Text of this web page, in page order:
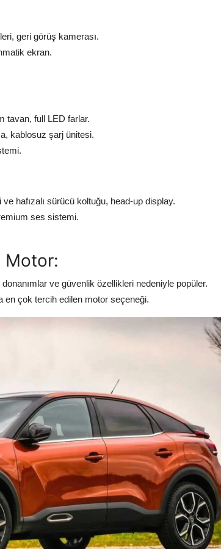
geri görüş kamerası.
ekran.
tavan, full LED farlar.
kablosuz şarj ünitesi.
hafızalı sürücü koltuğu, head-up display.
ses sistemi.
Motor:
ve güvenlik özellikleri nedeniyle popüler.
en çok tercih edilen motor seçeneği.